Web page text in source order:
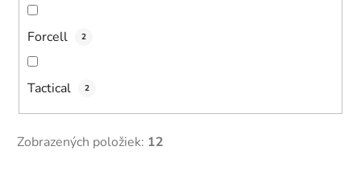
Forcell 2
Tactical 2
Zobrazených položiek: 12